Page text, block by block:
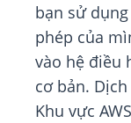
bạn sử
phép của
vào hệ điều
cơ bản.
Khu vực